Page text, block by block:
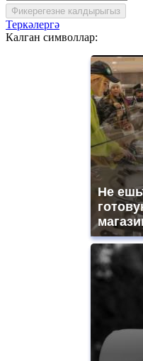
Фикерегезне калдырыгыз
Теркәлергә
Калган символлар:
Не